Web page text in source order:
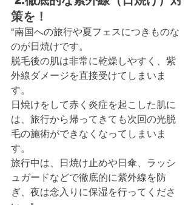
策を！
"南国への旅行や夏フェスにつきものな
のが日焼けです。
脱毛後の肌は非常に乾燥しやすく、紫
外線ダメージを直接受けてしまいま
す。
日焼けをして赤く炎症を起こした肌に
は、旅行から帰ってきても次回の光脱
毛の施術ができなくなってしまいま
す。
旅行中は、日焼け止めや日傘、ラッシ
ュガードなどで徹底的に紫外線を防
ぎ、夜は念入りに保湿を行ってくださ